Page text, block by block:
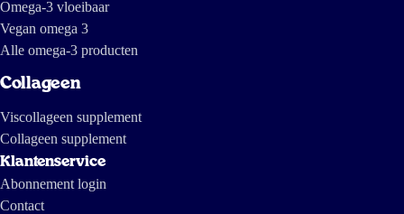
Omega-3 vloeibaar
Vegan omega 3
Alle omega-3 producten
Collageen
Viscollageen supplement
Collageen supplement
Klantenservice
Abonnement login
Contact